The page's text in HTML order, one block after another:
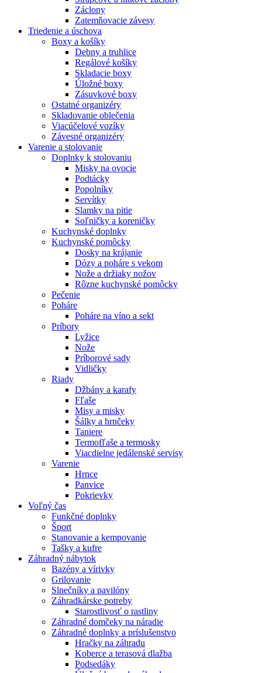
Záclony
Zatemňovacie závesy
Triedenie a úschova
Boxy a košíky
Debny a truhlice
Regálové košíky
Skladacie boxy
Úložné boxy
Zásuvkové boxy
Ostatné organizéry
Skladovanie oblečenia
Viacúčelové vozíky
Závesné organizéry
Varenie a stolovanie
Doplnky k stolovaniu
Misky na ovocie
Podtácky
Popolníky
Servítky
Slamky na pitie
Soľničky a koreničky
Kuchynské doplnky
Kuchynské pomôcky
Dosky na krájanie
Dózy a poháre s vekom
Nože a držiaky nožov
Rôzne kuchynské pomôcky
Pečenie
Poháre
Poháre na víno a sekt
Príbory
Lyžice
Nože
Príborové sady
Vidličky
Riady
Džbány a karafy
Fľaše
Misy a misky
Šálky a hrnčeky
Taniere
Termofľaše a termosky
Viacdielne jedálenské servisy
Varenie
Hrnce
Panvice
Pokrievky
Voľný čas
Funkčné doplnky
Šport
Stanovanie a kempovanie
Tašky a kufre
Záhradný nábytok
Bazény a vírivky
Grilovanie
Slnečníky a pavilóny
Záhradkárske potreby
Starostlivosť o rastliny
Záhradné domčeky na náradie
Záhradné doplnky a príslušenstvo
Hračky na záhradu
Koberce a terasová dlažba
Podsedáky